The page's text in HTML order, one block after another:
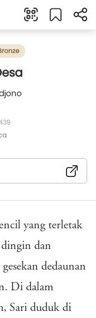
yang terletak
dingin dan
dedaunan
Di dalam
Sari duduk di